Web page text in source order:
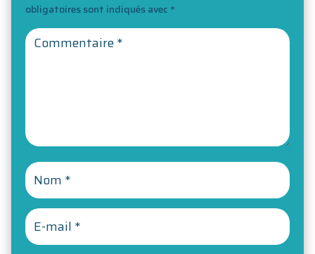
obligatoires sont indiqués avec *